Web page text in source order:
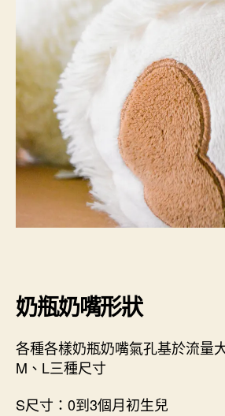
奶瓶奶嘴形狀
各種各樣奶瓶奶嘴氣孔基於流量
M、L三種尺寸
S尺寸：0到3個月初生兒